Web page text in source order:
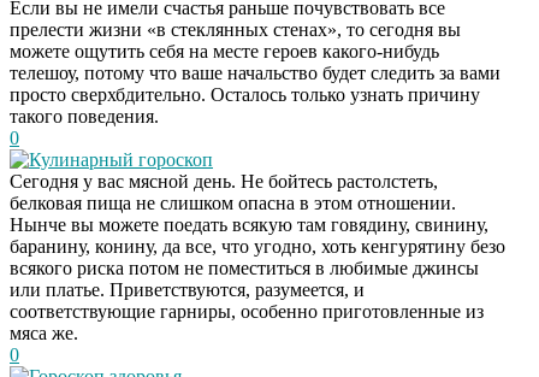
Если вы не имели счастья раньше почувствовать все
прелести жизни «в стеклянных стенах», то сегодня вы
можете ощутить себя на месте героев какого-нибудь
телешоу, потому что ваше начальство будет следить за вами
просто сверхбдительно. Осталось только узнать причину
такого поведения.
0
Кулинарный гороскоп
Сегодня у вас мясной день. Не бойтесь растолстеть,
белковая пища не слишком опасна в этом отношении.
Нынче вы можете поедать всякую там говядину, свинину,
баранину, конину, да все, что угодно, хоть кенгурятину безо
всякого риска потом не поместиться в любимые джинсы
или платье. Приветствуются, разумеется, и
соответствующие гарниры, особенно приготовленные из
мяса же.
0
Даже самый
исчезнет с корнем,
если перед сном…